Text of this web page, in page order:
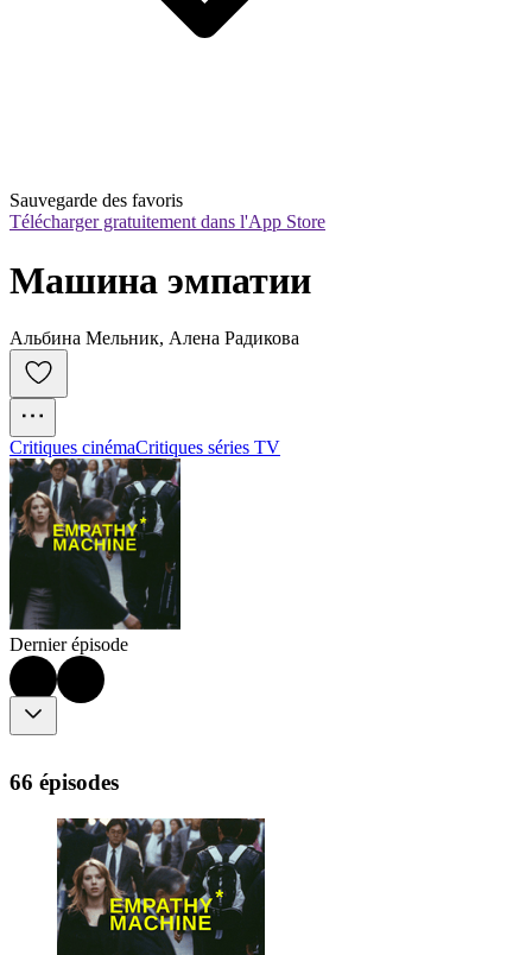
Sauvegarde des favoris
Télécharger gratuitement dans l'App Store
Машина эмпатии
Альбина Мельник, Алена Радикова
Critiques cinémaCritiques séries TV
Dernier épisode
66 épisodes